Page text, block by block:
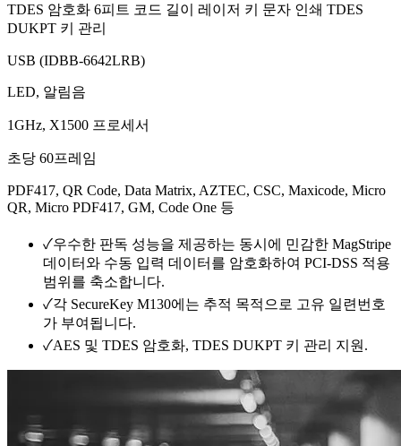
TDES 암호화 6피트 코드 길이 레이저 키 문자 인쇄 TDES
DUKPT 키 관리
USB (IDBB-6642LRB)
LED, 알림음
1GHz, X1500 프로세서
초당 60프레임
PDF417, QR Code, Data Matrix, AZTEC, CSC, Maxicode, Micro
QR, Micro PDF417, GM, Code One 등
✓우수한 판독 성능을 제공하는 동시에 민감한 MagStripe
데이터와 수동 입력 데이터를 암호화하여 PCI-DSS 적용
범위를 축소합니다.
✓각 SecureKey M130에는 추적 목적으로 고유 일련번호
가 부여됩니다.
✓AES 및 TDES 암호화, TDES DUKPT 키 관리 지원.